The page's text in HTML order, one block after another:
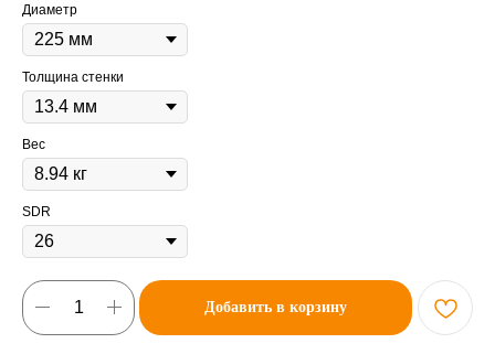
Диаметр
Толщина стенки
Вес
SDR
Добавить в корзину